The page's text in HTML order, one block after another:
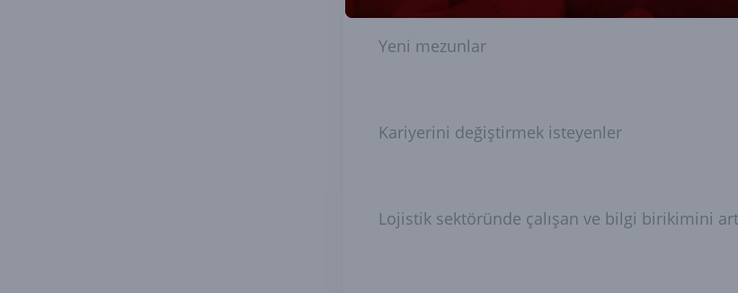
Yeni mezunlar
Kariyerini değiştirmek isteyenler
Lojistik sektöründe çalışan ve bilgi birikimini